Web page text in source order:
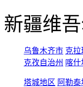
新疆维
乌鲁木齐市 克拉
克孜自治州 喀什
塔城地区 阿勒泰